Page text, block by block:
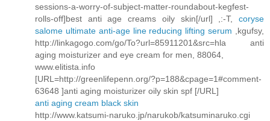
sessions-a-worry-of-subject-matter-roundabout-kegfest-
rolls-off]best anti age creams oily skin[/url] ,:-T, coryse
salome ultimate anti-age line reducing lifting serum ,kgufsy,
http://linkagogo.com/go/To?url=85911201&src=hla anti
aging moisturizer and eye cream for men, 88064,
www.elitista.info
[URL=http://greenlifepenn.org/?p=188&cpage=1#comment-
63648 ]anti aging moisturizer oily skin spf [/URL]
anti aging cream black skin
http://www.katsumi-naruko.jp/narukob/katsuminaruko.cgi